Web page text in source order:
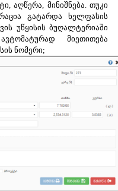
აღწერა, მინიშნება. თუკი
გატარდა ხელფასის
უწყისის ბუღალტერიაში
მიეთითება
ნომერი;